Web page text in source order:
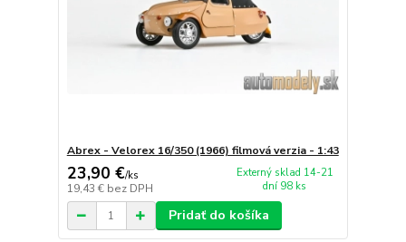
Abrex - Velorex 16/350 (1966) filmová verzia - 1:43
23,90 €/ks
19,43 € bez DPH
Externý sklad 14-21
dní 98 ks
Pridať do košíka